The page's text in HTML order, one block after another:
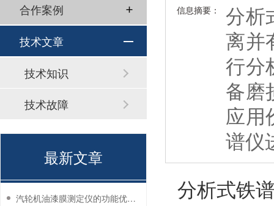
信息摘要：
分析
离并
行分
备磨
应用
谱仪
分析式铁
合作案例
技术文章
技术知识
技术故障
最新文章
汽轮机油漆膜测定仪的功能优势有哪些？